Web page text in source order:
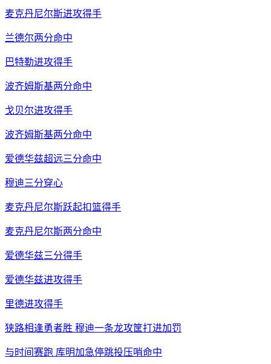
麦克丹尼尔斯进攻得手
兰德尔两分命中
巴特勒进攻得手
波齐姆斯基两分命中
戈贝尔进攻得手
波齐姆斯基两分命中
爱德华兹超远三分命中
穆迪三分穿心
麦克丹尼尔斯跃起扣篮得手
麦克丹尼尔斯两分命中
爱德华兹三分得手
爱德华兹进攻得手
里德进攻得手
狭路相逢勇者胜 穆迪一条龙攻筐打进加罚
与时间赛跑 库明加急停跳投压哨命中